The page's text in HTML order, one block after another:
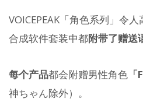
VOICEPEAK「角色系列」令
合成软件套装中都附带了赠送
每个产品都会附赠男性角色
神ちゃん除外）。